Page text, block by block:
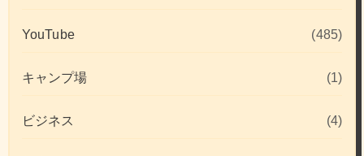
YouTube (485)
キャンプ場 (1)
ビジネス (4)